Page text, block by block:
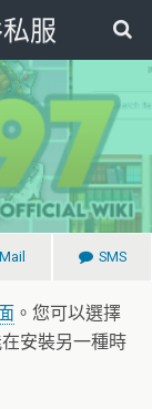
服
Mail SMS
。您可以選擇
安裝另一種時